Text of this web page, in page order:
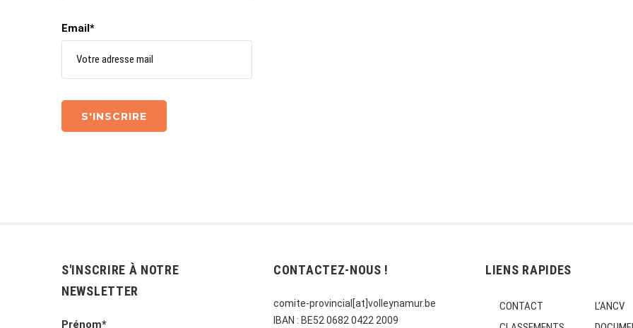
Email*
S'INSCRIRE À NOTRE
NEWSLETTER
Prénom*
CONTACTEZ-NOUS !
comite-provincial[at]volleynamur.be
IBAN : BE52 0682 0422 2009
LIENS RAPIDES
CONTACT
L’ANCV